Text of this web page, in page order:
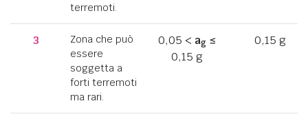
terremoti.
3
Zona che può
essere
soggetta a
forti terremoti
ma rari.
0,05 < ag≤
0,15 g
0,15 g